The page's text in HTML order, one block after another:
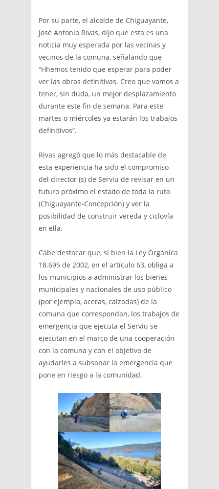
Por su parte, el alcalde de Chiguayante,
José Antonio Rivas, dijo que esta es una
noticia muy esperada por las vecinas y
vecinos de la comuna, señalando que
“Hhemos tenido que esperar para poder
ver las obras definitivas. Creo que vamos a
tener, sin duda, un mejor desplazamiento
durante este fin de semana. Para este
martes o miércoles ya estarán los trabajos
definitivos”.
Rivas agregó que lo más destacable de
esta experiencia ha sido el compromiso
del director (s) de Serviu de revisar en un
futuro próximo el estado de toda la ruta
(Chiguayante-Concepción) y ver la
posibilidad de construir vereda y ciclovía
en ella.
Cabe destacar que, si bien la Ley Orgánica
18.695 de 2002, en el artículo 63, obliga a
los municipios a administrar los bienes
municipales y nacionales de uso público
(por ejemplo, aceras, calzadas) de la
comuna que correspondan, los trabajos de
emergencia que ejecuta el Serviu se
ejecutan en el marco de una cooperación
con la comuna y con el objetivo de
ayudarles a subsanar la emergencia que
pone en riesgo a la comunidad.